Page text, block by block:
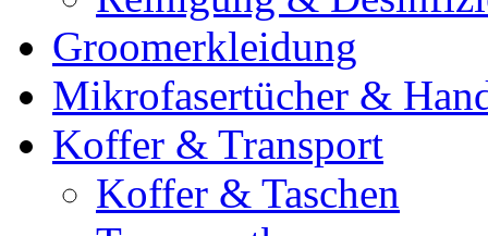
Groomerkleidung
Mikrofasertücher &
Koffer & Transport
Koffer & Taschen